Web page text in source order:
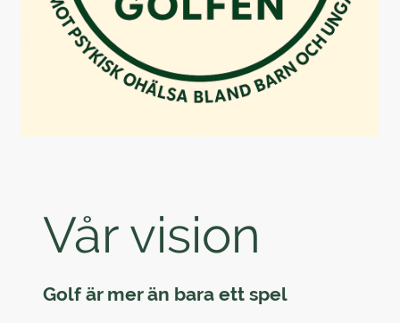
Vår vision
Golf är mer än bara ett spel